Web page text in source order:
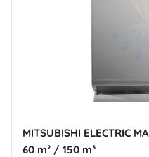
MITSUBISHI ELECTRIC
60 m² / 150 m³